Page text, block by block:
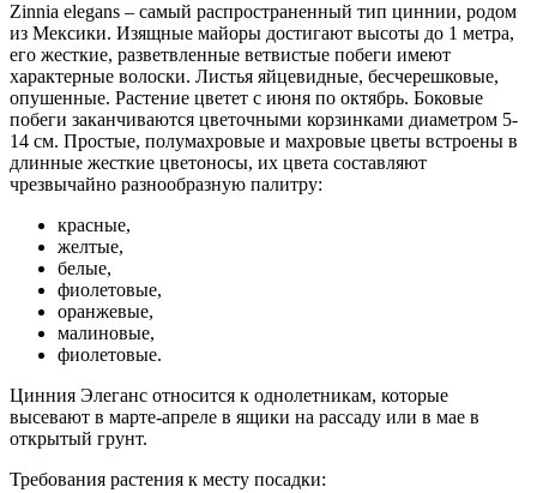
Zinnia elegans – самый распространенный тип циннии, родом
из Мексики. Изящные майоры достигают высоты до 1 метра,
его жесткие, разветвленные ветвистые побеги имеют
характерные волоски. Листья яйцевидные, бесчерешковые,
опушенные. Растение цветет с июня по октябрь. Боковые
побеги заканчиваются цветочными корзинками диаметром 5-
14 см. Простые, полумахровые и махровые цветы встроены в
длинные жесткие цветоносы, их цвета составляют
чрезвычайно разнообразную палитру:
красные,
желтые,
белые,
фиолетовые,
оранжевые,
малиновые,
фиолетовые.
Цинния Элеганс относится к однолетникам, которые
высевают в марте-апреле в ящики на рассаду или в мае в
открытый грунт.
Требования растения к месту посадки: